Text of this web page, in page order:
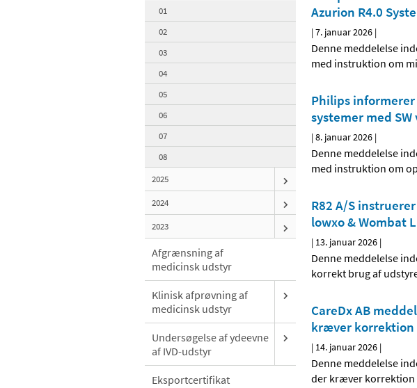
01
02
03
04
05
06
07
08
2025
2024
2023
Afgrænsning af
medicinsk udstyr
Klinisk afprøvning af
medicinsk udstyr
Undersøgelse af ydeevne
af IVD-udstyr
Eksportcertifikat
Azurion R4.0
|7. januar 2026 |
Denne meddelelse
med instruktion om
Philips informerer
systemer med SW
|8. januar 2026 |
Denne meddelelse
med instruktion om
R82 A/S
lowxo & Wombat
| 13. januar 2026 |
Denne meddelelse
korrekt brug af
CareDx AB
kræver korrektion
| 14. januar 2026 |
Denne meddelelse
der kræver korrektion